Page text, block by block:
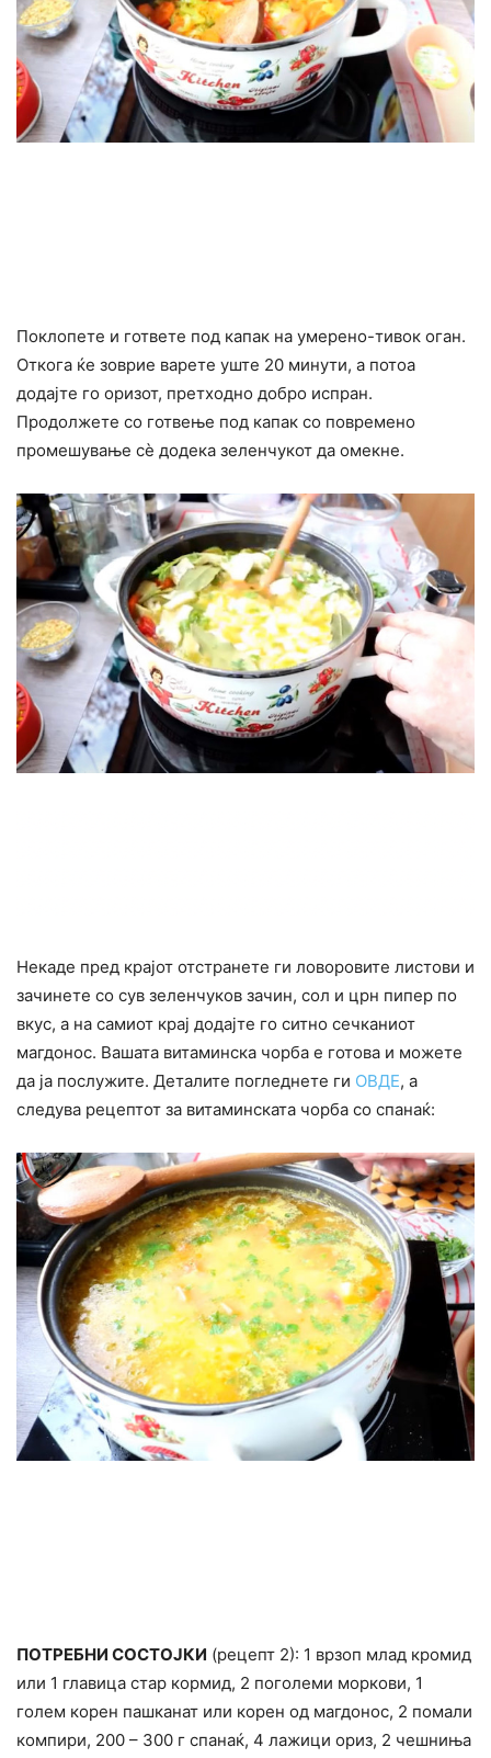
Поклопете и гответе под капак на умерено-тивок оган.
Откога ќе зоврие варете уште 20 минути, а потоа
додајте го оризот, претходно добро испран.
Продолжете со готвење под капак со повремено
промешување сè додека зеленчукот да омекне.
Некаде пред крајот отстранете ги ловоровите листови и
зачинете со сув зеленчуков зачин, сол и црн пипер по
вкус, а на самиот крај додајте го ситно сечканиот
магдонос. Вашата витаминска чорба е готова и можете
да ја послужите. Деталите погледнете ги ОВДЕ, а
следува рецептот за витаминската чорба со спанаќ:
ПОТРЕБНИ СОСТОЈКИ (рецепт 2): 1 врзоп млад кромид
или 1 главица стар кормид, 2 поголеми моркови, 1
голем корен пашканат или корен од магдонос, 2 помали
компири, 200 – 300 г спанаќ, 4 лажици ориз, 2 чешниња